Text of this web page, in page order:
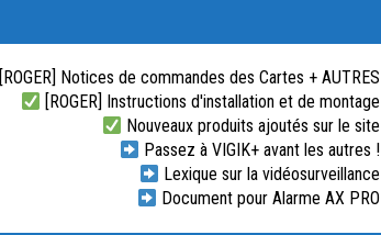
[ROGER] Notices de commandes des Cartes + AUTRES
[ROGER] Instructions d'installation et de montage
Nouveaux produits ajoutés sur le site
Passez à VIGIK+ avant les autres !
Lexique sur la vidéosurveillance
Document pour Alarme AX PRO